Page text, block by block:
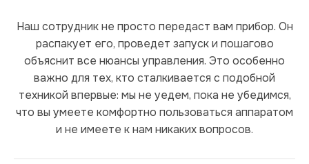
Наш сотрудник не просто передаст вам прибор. Он
распакует его, проведет запуск и пошагово
объяснит все нюансы управления. Это особенно
важно для тех, кто сталкивается с подобной
техникой впервые: мы не уедем, пока не убедимся,
что вы умеете комфортно пользоваться аппаратом
и не имеете к нам никаких вопросов.